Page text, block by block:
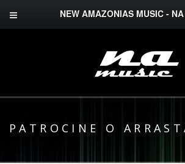
NEW AMAZONIAS MUSIC -
PATROCINE O